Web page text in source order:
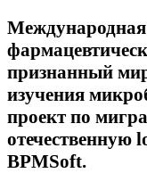
Международная
признанный
изучения
проект по
отечественную
BPMSoft.